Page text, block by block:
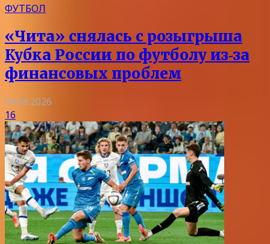
ФУТБОЛ
«Чита» снялась с розыгрыша
Кубка России по футболу из‑за
финансовых проблем
06.08.2026
16